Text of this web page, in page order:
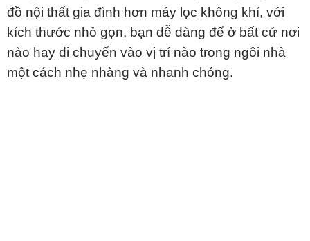
đồ nội thất gia đình hơn máy lọc không khí, với
kích thước nhỏ gọn, bạn dễ dàng để ở bất cứ nơi
nào hay di chuyển vào vị trí nào trong ngôi nhà
một cách nhẹ nhàng và nhanh chóng.